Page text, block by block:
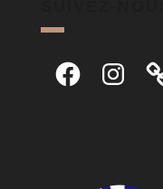
FacebookInstagram